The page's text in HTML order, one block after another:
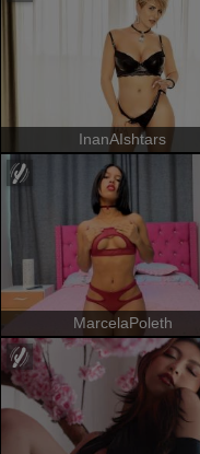
InanAIshtars
MarcelaPoleth